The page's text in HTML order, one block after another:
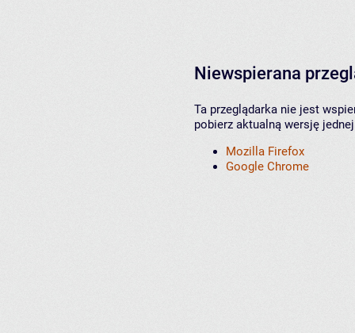
Niewspierana
Ta przeglądarka nie jest
pobierz aktualną wersję
Mozilla Firefox
Google Chrome